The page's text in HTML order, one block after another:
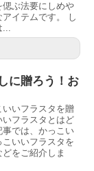
ぶ法要にしめや
イテムです。 し
...
に贈ろう！お
いフラスタを贈
いフラスタとはど
では、かっこい
いいフラスタを
をご紹介しま